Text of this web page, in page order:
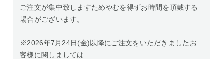
ご注文が集中致しますためやむを得ずお時間を頂戴する
場合がございます。
※2026年7月24日(金)以降にご注文をいただきましたお
客様に関しましては